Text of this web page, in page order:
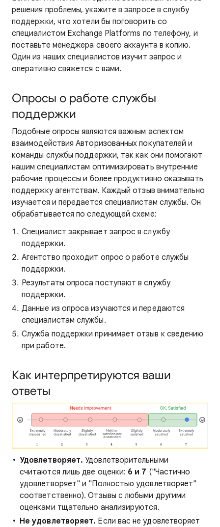
решения проблемы, укажите в запросе в службу
поддержки, что хотели бы поговорить со
специалистом Exchange Platforms по телефону, и
поставьте менеджера своего аккаунта в копию.
Один из наших специалистов изучит запрос и
оперативно свяжется с вами.
Опросы о работе службы
поддержки
Подобные опросы являются важным аспектом
взаимодействия Авторизованных покупателей и
команды службы поддержки, так как они помогают
нашим специалистам оптимизировать внутренние
рабочие процессы и более продуктивно оказывать
поддержку агентствам. Каждый отзыв внимательно
изучается и передается специалистам службы. Он
обрабатывается по следующей схеме:
Специалист закрывает запрос в службу
поддержки.
Агентство проходит опрос о работе службы
поддержки.
Результаты опроса поступают в службу
поддержки.
Данные из опроса изучаются и передаются
специалистам службы.
Служба поддержки принимает отзыв к сведению
при работе.
Как интерпретируются ваши
ответы
Удовлетворяет. Удовлетворительными
считаются лишь две оценки: 6 и 7 ("Частично
удовлетворяет" и "Полностью удовлетворяет"
соответственно). Отзывы с любыми другими
оценками тщательно анализируются.
Не удовлетворяет. Если вас не удовлетворяет